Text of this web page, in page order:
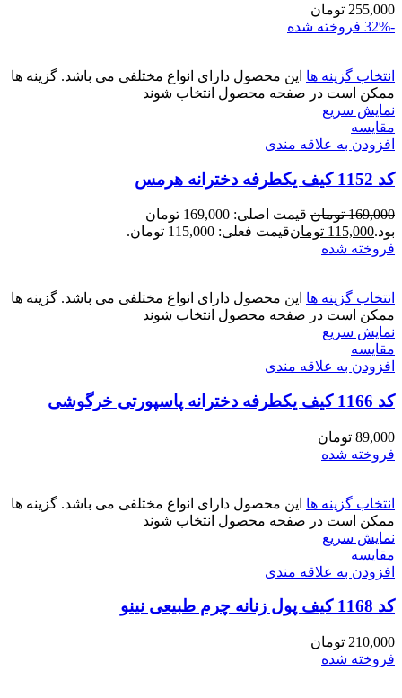
255,000 تومان
-32%
فروخته شده
انتخاب گزینه ها این محصول دارای انواع مختلفی می باشد. گزینه ها
ممکن است در صفحه محصول انتخاب شوند
نمایش سریع
مقايسه
افزودن به علاقه مندی
کد 1152 کیف یکطرفه دخترانه هرمس
169,000 تومان
قیمت اصلی: 169,000 تومان
بود.115,000 تومانقیمت فعلی: 115,000 تومان.
فروخته شده
انتخاب گزینه ها این محصول دارای انواع مختلفی می باشد. گزینه ها
ممکن است در صفحه محصول انتخاب شوند
نمایش سریع
مقايسه
افزودن به علاقه مندی
کد 1166 کیف یکطرفه دخترانه پاسپورتی خرگوشی
89,000 تومان
فروخته شده
انتخاب گزینه ها این محصول دارای انواع مختلفی می باشد. گزینه ها
ممکن است در صفحه محصول انتخاب شوند
نمایش سریع
مقايسه
افزودن به علاقه مندی
کد 1168 کیف پول زنانه چرم طبیعی نینو
210,000 تومان
فروخته شده